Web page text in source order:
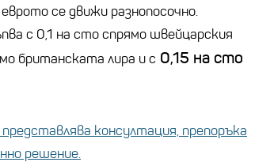
се движи разнопосочно.
с 0,1 на сто спрямо швейцарския
британската лира и с 0,15 на сто
консултация, препоръка
решение.